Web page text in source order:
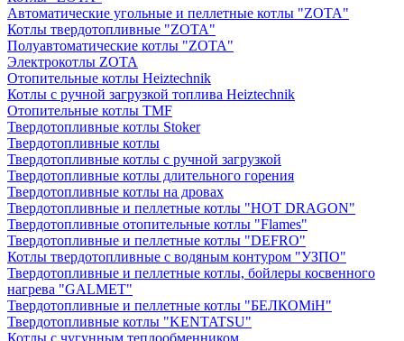
Автоматические угольные и пеллетные котлы "ZOTA"
Котлы твердотопливные "ZOTA"
Полуавтоматические котлы "ZOTA"
Электрокотлы ZOTA
Отопительные котлы Heiztechnik
Котлы с ручной загрузкой топлива Heiztechnik
Отопительные котлы TMF
Твердотопливные котлы Stoker
Твердотопливные котлы
Твердотопливные котлы с ручной загрузкой
Твердотопливные котлы длительного горения
Твердотопливные котлы на дровах
Твердотопливные и пеллетные котлы "HOT DRAGON"
Твердотопливные отопительные котлы "Flames"
Твердотопливные и пеллетные котлы "DEFRO"
Котлы твердотопливные с водяным контуром "УЗПО"
Твердотопливные и пеллетные котлы, бойлеры косвенного
нагрева "GALMET"
Твердотопливные и пеллетные котлы "БЕЛКОМiН"
Твердотопливные котлы "KENTATSU"
Котлы с чугунным теплообменником